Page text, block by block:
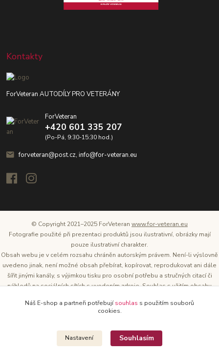
Kontakty
ForVeteran AUTODÍLY PRO VETERÁNY
ForVeteran
+420 601 335 207
(Po-Pá, 9:30-15:30 hod.)
forveteran@post.cz, info@for-veteran.eu
© Copyright 2021–2025 ForVeteran www.for-veteran.eu
Fotografie použité při prezentaci produktů jsou ilustrativní, obrázky mají
pouze ilustrativní charakter.
Obsah webu je v celém rozsahu chráněn autorským právem. Není-li výslovně
uvedeno jinak, není možné obsah přebírat, kopírovat, reprodukovat ani dále
šířit jinými kanály, s výjimkou tisku pro osobní potřebu a stručných citací či
náhledů na sociálních sítích s uvedením zdroje. Souhlas s užitím obsahu
těchto webových stránek je Tomáš Oršel.
Náš E-shop a partneři potřebujísouhlas s použitím souborů
cookies.
Nastavení Souhlasím